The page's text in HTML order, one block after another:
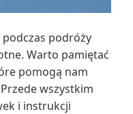
podróży
Warto pamiętać
pomogą nam
wszystkim
i instrukcji